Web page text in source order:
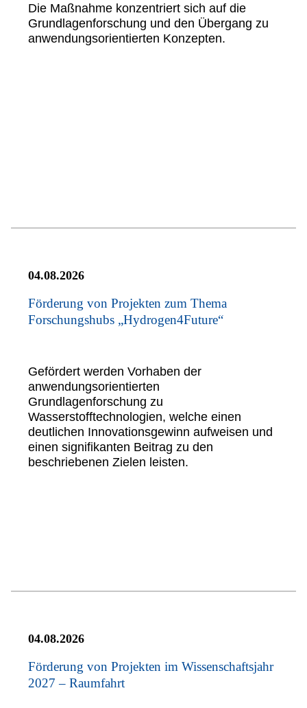
Die Maßnahme konzentriert sich auf die
Grundlagenforschung und den Übergang zu
anwendungsorientierten Konzepten.
04.08.2026
Förderung von Projekten zum Thema
Forschungshubs „Hydrogen4Future“
Gefördert werden Vorhaben der
anwendungsorientierten
Grundlagenforschung zu
Wasserstofftechnologien, welche einen
deutlichen Innovationsgewinn aufweisen und
einen signifikanten Beitrag zu den
beschriebenen Zielen leisten.
04.08.2026
Förderung von Projekten im Wissenschaftsjahr
2027 – Raumfahrt